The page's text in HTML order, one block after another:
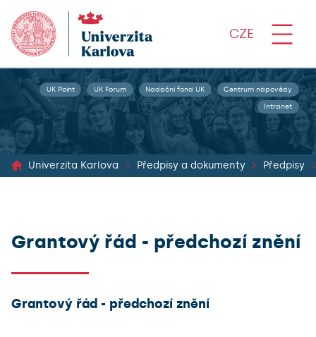
CZE
UK Point UK Forum Nadační fond UK Centrum nápovědy
Intranet
Univerzita Karlova Předpisy a dokumenty Předpisy
Grantový řád - předchozí znění
Grantový řád - předchozí znění